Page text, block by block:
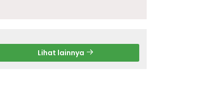
Lihat lainnya